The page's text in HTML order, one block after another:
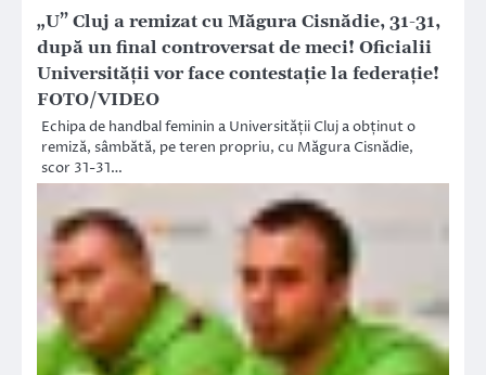
„U” Cluj a remizat cu Măgura Cisnădie, 31-31,
după un final controversat de meci! Oficialii
Universității vor face contestație la federație!
FOTO/VIDEO
Echipa de handbal feminin a Universității Cluj a obținut o
remiză, sâmbătă, pe teren propriu, cu Măgura Cisnădie,
scor 31-31…